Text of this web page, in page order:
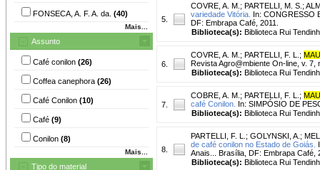
FONSECA, A. F. A. da. (40)
Mais...
Assunto
Café conilon (26)
Coffea canephora (26)
Café Conilon (10)
Café (9)
Conilon (8)
Mais...
Tipo do material
5.
COVRE, A. M. ; PARTELLI, M. S. ;
variedade Vitória. In: CONGRESSO
DF: Embrapa Café, 2011.
Biblioteca(s): Biblioteca Rui
6.
COVRE, A. M. ; PARTELLI, F. L. ;
Revista Agro@mbiente On-line, v.
Biblioteca(s): Biblioteca Rui
7.
COBRE, A. M. ; PARTELLI, F. L. ;
café Conilon. In: SIMPÓSIO DE
Biblioteca(s): Biblioteca Rui
8.
PARTELLI, F. L. ; GOLYNSKI, A. ;
de café conilon no Estado de Goiás.
Anais... Brasília, DF: Embrapa Café,
Biblioteca(s): Biblioteca Rui